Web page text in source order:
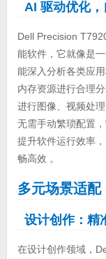
AI 驱动优化
Dell Precision
能软件，它就像是
能深入分析各类应
内存资源进行合理
进行图像、视频处
无需手动繁琐配置
提升软件运行效率
畅高效 。
多元场景适配
设计创作：精
在设计创作领域，